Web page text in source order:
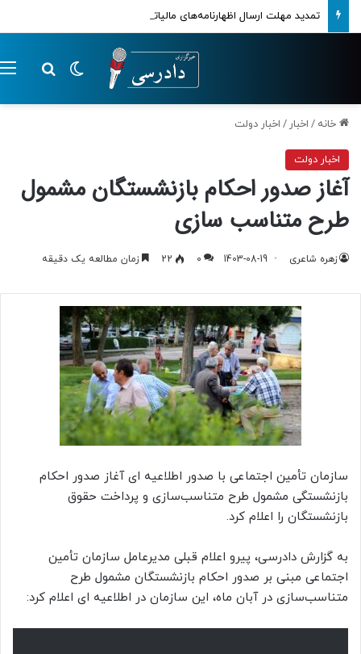
تمدید مهلت ارسال اظهارنامه‌های مالیاتی تا پایان تابستان 1405
تغییر پوسته
خانه / اخبار / اخبار دولت
اخبار دولت
آغاز صدور احکام بازنشستگان مشمول
طرح متناسب‌ سازی
زهره شاعری 1403-08-19
0
22 زمان مطالعه یک دقیقه
سازمان تأمین اجتماعی با صدور اطلاعیه ای آغاز صدور احکام
بازنشستگی مشمول طرح متناسب‌سازی و پرداخت حقوق
بازنشستگان را اعلام کرد.
به گزارش دادرسی، پیرو اعلام قبلی مدیرعامل سازمان تأمین
اجتماعی مبنی بر صدور احکام بازنشستگان مشمول طرح
متناسب‌سازی در آبان ماه، این سازمان در اطلاعیه ای اعلام کرد: